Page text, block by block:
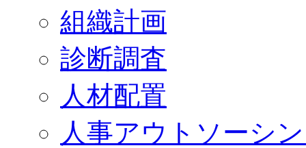
組織計画
診断調査
人材配置
人事アウトソーシ